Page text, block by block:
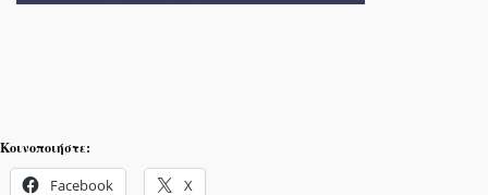
Κοινοποιήστε:
Facebook X